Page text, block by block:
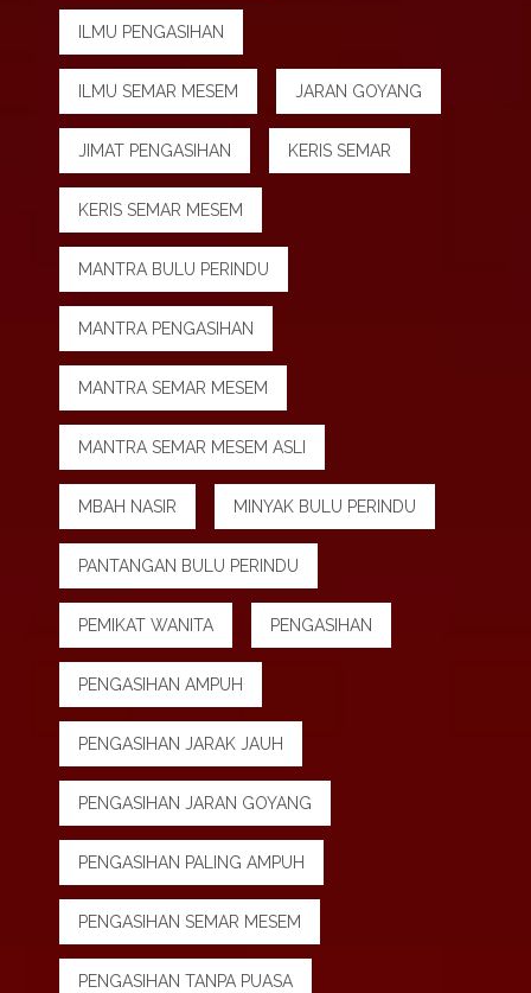
ILMU PENGASIHAN
ILMU SEMAR MESEM JARAN GOYANG
JIMAT PENGASIHAN KERIS SEMAR
KERIS SEMAR MESEM
MANTRA BULU PERINDU
MANTRA PENGASIHAN
MANTRA SEMAR MESEM
MANTRA SEMAR MESEM ASLI
MBAH NASIR MINYAK BULU PERINDU
PANTANGAN BULU PERINDU
PEMIKAT WANITA PENGASIHAN
PENGASIHAN AMPUH
PENGASIHAN JARAK JAUH
PENGASIHAN JARAN GOYANG
PENGASIHAN PALING AMPUH
PENGASIHAN SEMAR MESEM
PENGASIHAN TANPA PUASA